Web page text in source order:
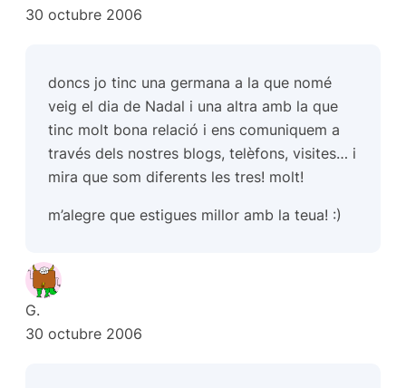
30 octubre 2006
doncs jo tinc una germana a la que nomé
veig el dia de Nadal i una altra amb la que
tinc molt bona relació i ens comuniquem a
través dels nostres blogs, telèfons, visites… i
mira que som diferents les tres! molt!
m’alegre que estigues millor amb la teua! :)
G.
30 octubre 2006